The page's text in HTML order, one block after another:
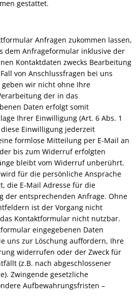
gestattet.
Anfragen zukommen lassen,
dem Anfrageformular inklusive der
Kontaktdaten zwecks Bearbeitung
von Anschlussfragen bei uns
geben wir nicht ohne Ihre
der in das
Daten erfolgt somit
Ihrer Einwilligung (Art. 6 Abs. 1
diese Einwilligung jederzeit
formlose Mitteilung per E-Mail an
bis zum Widerruf erfolgten
bleibt vom Widerruf unberührt.
für die persönliche Ansprache
die E-Mail Adresse für die
der entsprechenden Anfrage. Ohne
ist der Vorgang nicht
Kontaktformular nicht nutzbar.
eingegebenen Daten
uns zur Löschung auffordern, Ihre
widerrufen oder der Zweck für
(z.B. nach abgeschlossener
Zwingende gesetzliche
Aufbewahrungsfristen –